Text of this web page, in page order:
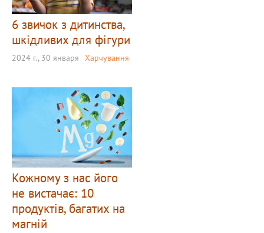
6 звичок з дитинства,
шкідливих для фігури
2024 г., 30 января Харчування
Кожному з нас його
не вистачає: 10
продуктів, багатих на
магній